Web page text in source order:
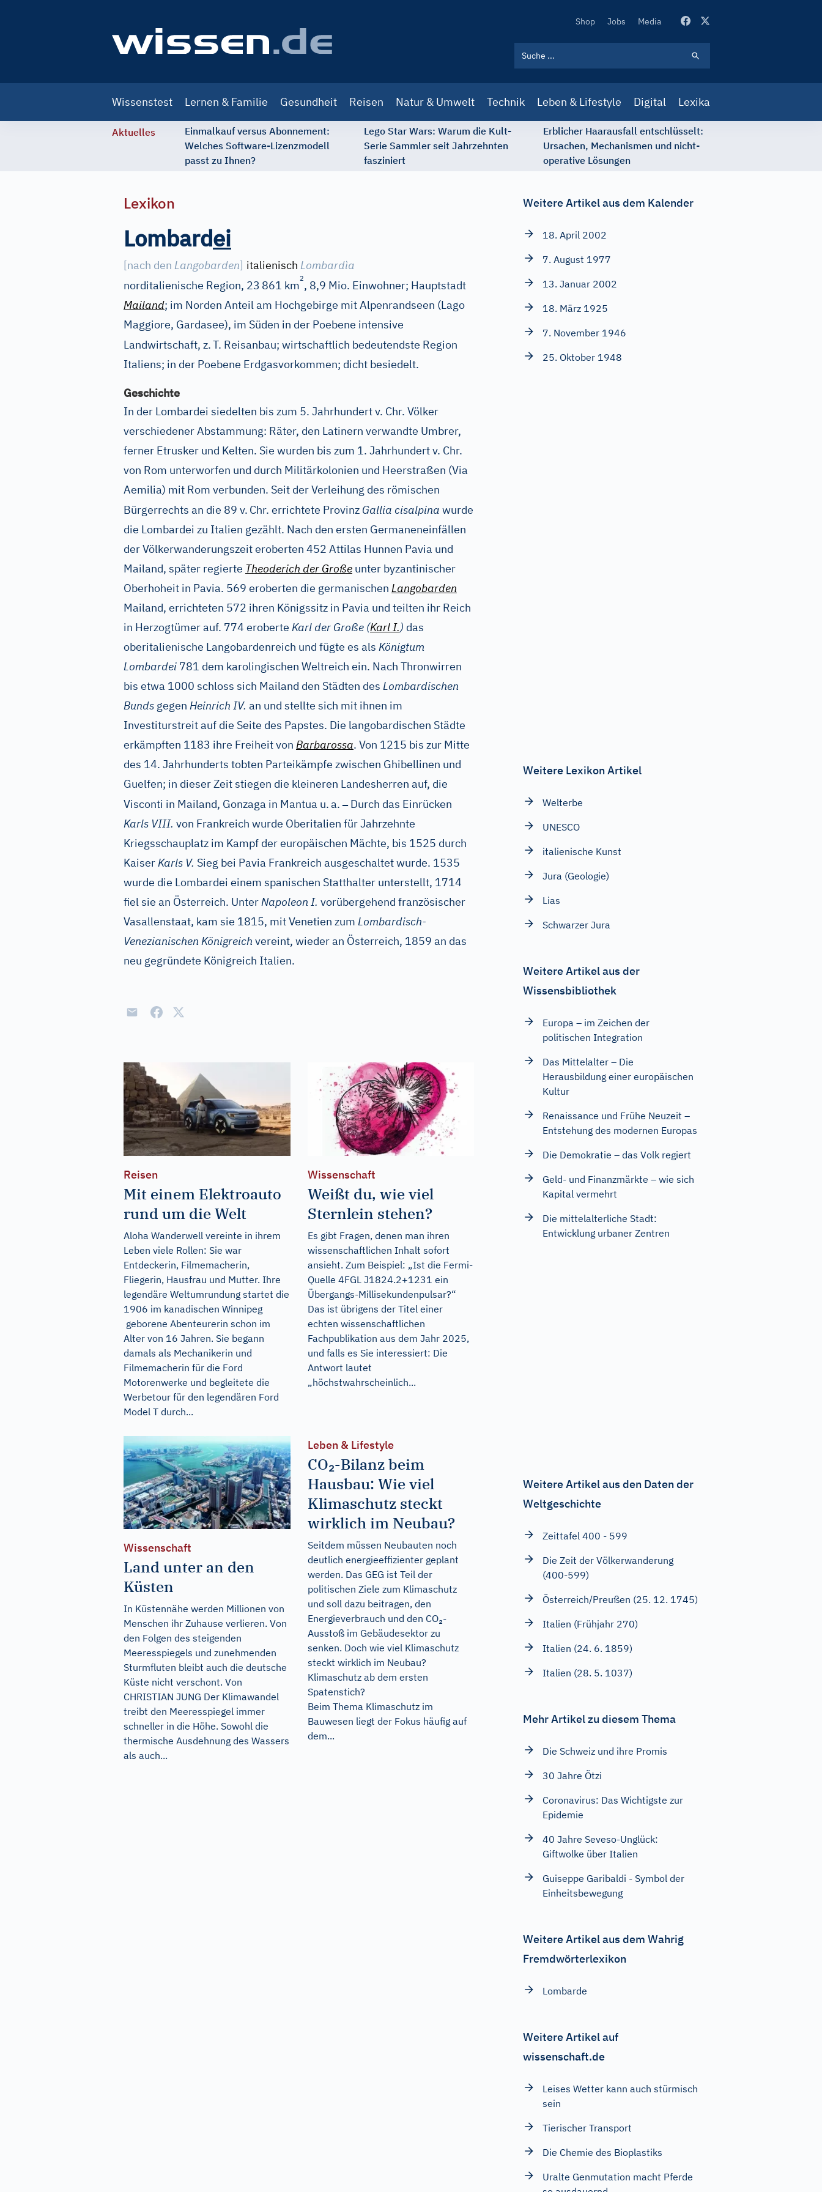
Secondary
Shop Jobs Media
navigation
Wissenstest Lernen & Familie Gesundheit Reisen Natur & Umwelt Technik Leben & Lifestyle Digital Lexika
Aktuelles
Einmalkauf versus Abonnement:
Welches Software-Lizenzmodell
passt zu Ihnen?
Lego Star Wars: Warum die Kult-
Serie Sammler seit Jahrzehnten
fasziniert
Erblicher Haarausfall entschlüsselt:
Ursachen, Mechanismen und nicht-
operative Lösungen
Lexikon
Lombardei
[nach den Langobarden] italienisch Lombardìa
norditalienische Region, 23 861 km
2
, 8,9 Mio. Einwohner; Hauptstadt
Mailand; im Norden Anteil am Hochgebirge mit Alpenrandseen (Lago
Maggiore, Gardasee), im Süden in der Poebene intensive
Landwirtschaft, z.T. Reisanbau; wirtschaftlich bedeutendste Region
Italiens; in der Poebene Erdgasvorkommen; dicht besiedelt.
Geschichte
In der Lombardei siedelten bis zum 5. Jahrhundert v. Chr. Völker
verschiedener Abstammung: Räter, den Latinern verwandte Umbrer,
ferner Etrusker und Kelten. Sie wurden bis zum 1. Jahrhundert v. Chr.
von Rom unterworfen und durch Militärkolonien und Heerstraßen (Via
Aemilia) mit Rom verbunden. Seit der Verleihung des römischen
Bürgerrechts an die 89 v. Chr. errichtete Provinz Gallia cisalpina wurde
die Lombardei zu Italien gezählt. Nach den ersten Germaneneinfällen
der Völkerwanderungszeit eroberten 452 Attilas Hunnen Pavia und
Mailand, später regierte Theoderich der Große unter byzantinischer
Oberhoheit in Pavia. 569 eroberten die germanischen Langobarden
Mailand, errichteten 572 ihren Königssitz in Pavia und teilten ihr Reich
in Herzogtümer auf. 774 eroberte Karl der Große (Karl I.) das
oberitalienische Langobardenreich und fügte es als Königtum
Lombardei 781 dem karolingischen Weltreich ein. Nach Thronwirren
bis etwa 1000 schloss sich Mailand den Städten des Lombardischen
Bunds gegen Heinrich IV. an und stellte sich mit ihnen im
Investiturstreit auf die Seite des Papstes. Die langobardischen Städte
erkämpften 1183 ihre Freiheit von Barbarossa. Von 1215 bis zur Mitte
des 14. Jahrhunderts tobten Parteikämpfe zwischen Ghibellinen und
Guelfen; in dieser Zeit stiegen die kleineren Landesherren auf, die
Visconti in Mailand, Gonzaga in Mantua u.a.–Durch das Einrücken
Karls VIII. von Frankreich wurde Oberitalien für Jahrzehnte
Kriegsschauplatz im Kampf der europäischen Mächte, bis 1525 durch
KaiserKarls V. Sieg bei Pavia Frankreich ausgeschaltet wurde. 1535
wurde die Lombardei einem spanischen Statthalter unterstellt, 1714
fiel sie an Österreich. UnterNapoleon I. vorübergehend französischer
Vasallenstaat, kam sie 1815, mit Venetien zum Lombardisch-
Venezianischen Königreich vereint, wieder an Österreich, 1859 an das
neu gegründete Königreich Italien.
Reisen
Mit einem Elektroauto
rund um die Welt
Aloha Wanderwell vereinte in ihrem
Leben viele Rollen: Sie war
Entdeckerin, Filmemacherin,
Fliegerin, Hausfrau und Mutter. Ihre
legendäre Weltumrundung startet die
1906 im kanadischen Winnipeg
geborene Abenteurerin schon im
Alter von 16 Jahren. Sie begann
damals als Mechanikerin und
Filmemacherin für die Ford
Motorenwerke und begleitete die
Werbetour für den legendären Ford
Model T durch...
Wissenschaft
Weißt du, wie viel
Sternlein stehen?
Es gibt Fragen, denen man ihren
wissenschaftlichen Inhalt sofort
ansieht. Zum Beispiel: „Ist die Fermi-
Quelle 4FGL J1824.2+1231 ein
Übergangs-Millisekundenpulsar?“
Das ist übrigens der Titel einer
echten wissenschaftlichen
Fachpublikation aus dem Jahr 2025,
und falls es Sie interessiert: Die
Antwort lautet
„höchstwahrscheinlich...
Wissenschaft
Land unter an den
Küsten
In Küstennähe werden Millionen von
Menschen ihr Zuhause verlieren. Von
den Folgen des steigenden
Meeresspiegels und zunehmenden
Sturmfluten bleibt auch die deutsche
Küste nicht verschont. Von
CHRISTIAN JUNG Der Klimawandel
treibt den Meeresspiegel immer
schneller in die Höhe. Sowohl die
thermische Ausdehnung des Wassers
als auch...
Leben & Lifestyle
CO₂-Bilanz beim
Hausbau: Wie viel
Klimaschutz steckt
wirklich im Neubau?
Seitdem müssen Neubauten noch
deutlich energieeffizienter geplant
werden. Das GEG ist Teil der
politischen Ziele zum Klimaschutz
und soll dazu beitragen, den
Energieverbrauch und den CO₂-
Ausstoß im Gebäudesektor zu
senken. Doch wie viel Klimaschutz
steckt wirklich im Neubau?
Klimaschutz ab dem ersten
Spatenstich?
Beim Thema Klimaschutz im
Bauwesen liegt der Fokus häufig auf
dem...
Weitere Artikel aus dem Kalender
18. April 2002
7. August 1977
13. Januar 2002
18. März 1925
7. November 1946
25. Oktober 1948
Weitere Lexikon Artikel
Welterbe
UNESCO
italienische Kunst
Jura (Geologie)
Lias
Schwarzer Jura
Weitere Artikel aus der
Wissensbibliothek
Europa – im Zeichen der
politischen Integration
Das Mittelalter – Die
Herausbildung einer europäischen
Kultur
Renaissance und Frühe Neuzeit –
Entstehung des modernen Europas
Die Demokratie – das Volk regiert
Geld- und Finanzmärkte – wie sich
Kapital vermehrt
Die mittelalterliche Stadt:
Entwicklung urbaner Zentren
Weitere Artikel aus den Daten der
Weltgeschichte
Zeittafel 400 - 599
Die Zeit der Völkerwanderung
(400-599)
Österreich/Preußen (25. 12. 1745)
Italien (Frühjahr 270)
Italien (24. 6. 1859)
Italien (28. 5. 1037)
Mehr Artikel zu diesem Thema
Die Schweiz und ihre Promis
30 Jahre Ötzi
Coronavirus: Das Wichtigste zur
Epidemie
40 Jahre Seveso-Unglück:
Giftwolke über Italien
Guiseppe Garibaldi - Symbol der
Einheitsbewegung
Weitere Artikel aus dem Wahrig
Fremdwörterlexikon
Lombarde
Weitere Artikel auf
wissenschaft.de
Leises Wetter kann auch stürmisch
sein
Tierischer Transport
Die Chemie des Bioplastiks
Uralte Genmutation macht Pferde